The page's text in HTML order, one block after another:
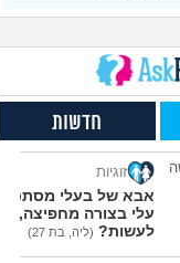
עצות
יש?
או סמי
איך
3
עצות
חדשות
זוגיות
אבא של בעלי מסתכל
עלי בצורה מחפיצה, מה
לעשות? (ליה, בת 27)